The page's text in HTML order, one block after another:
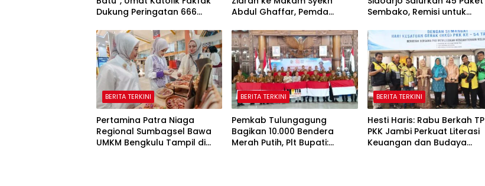
Dukung Peringatan 666
Abdul Ghaffar, Pemda
Peringatan 666 Tahun Islam
Masuk Tanah Papua
Sembako, Remisi untuk
BERITA TERKINI
Pertamina Patra Niaga
Regional Sumbagsel Bawa
UMKM Bengkulu Tampil di
BERITA TERKINI
Pemkab Tulungagung
Bagikan 10.000 Bendera
Merah Putih, Plt Bupati:
BERITA TERKINI
Hesti Haris: Rabu Berkah TP
PKK Jambi Perkuat Literasi
Keuangan dan Budaya